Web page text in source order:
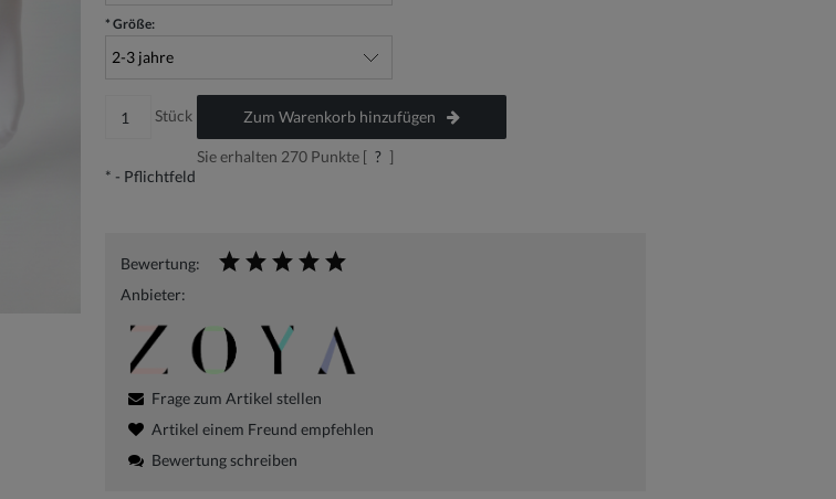
* Größe:
Stück Zum Warenkorb hinzufügen
Sie erhalten 270Punkte [ ? ]
* - Pflichtfeld
Bewertung:
Anbieter:
Frage zum Artikel stellen
Artikel einem Freund empfehlen
Bewertung schreiben